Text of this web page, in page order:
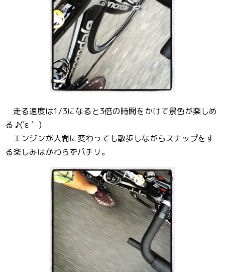
走る速度は1/3になると3倍の時間をかけて景色が楽しめ
る ♪(´ε｀ )
エンジンが人間に変わっても散歩しながらスナップをす
る楽しみはかわらずパチリ。